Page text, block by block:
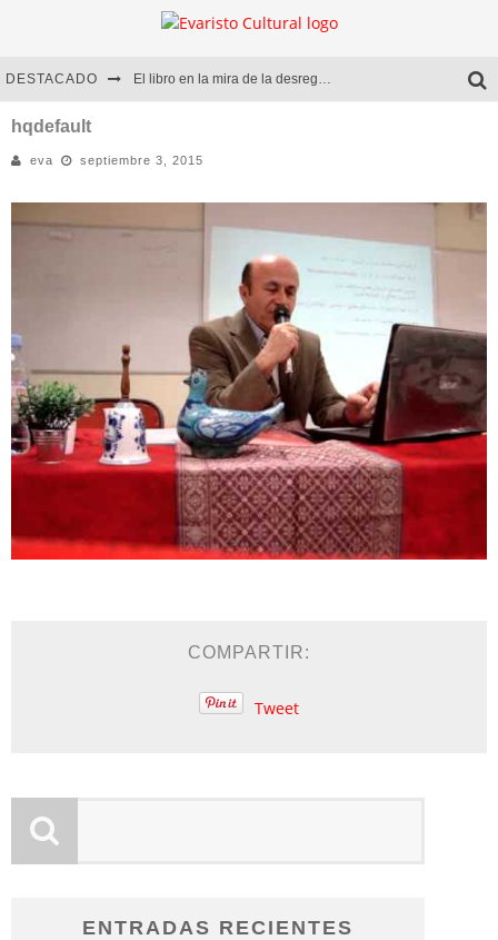
DESTACADO El libro en la mira de la desregulación
Diego Meret | Hotel Acapulco
hqdefault
eva septiembre 3, 2015
COMPARTIR:
Tweet
ENTRADAS RECIENTES